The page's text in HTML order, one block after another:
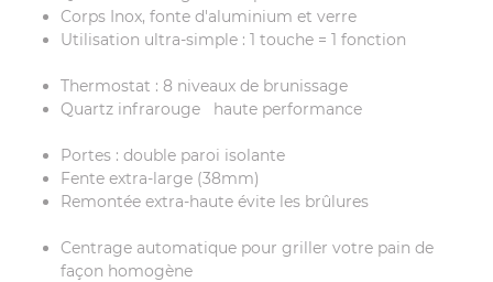
Corps Inox, fonte d'aluminium et verre
Utilisation ultra-simple : 1 touche = 1 fonction
Thermostat : 8 niveaux de brunissage
Quartz infrarouge haute performance
Portes : double paroi isolante
Fente extra-large (38mm)
Remontée extra-haute évite les brûlures
Centrage automatique pour griller votre pain de
façon homogène